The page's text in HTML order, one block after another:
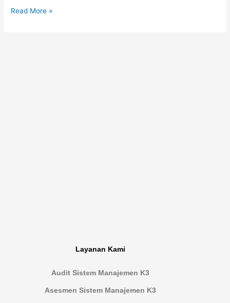
Read More »
Layanan Kami
Audit Sistem Manajemen K3
Asesmen Sistem Manajemen K3